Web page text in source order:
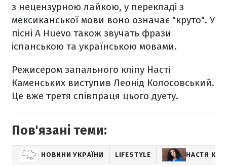
з нецензурною лайкою, у перекладі з
мексиканської мови воно означає "круто". У
пісні A Huevo також звучать фрази
іспанською та українською мовами.
Режисером запального кліпу Насті
Каменських виступив Леонід Колосовський.
Це вже третя співпраця цього дуету.
Пов'язані теми:
НОВИНИ УКРАЇНИ LIFESTYLE НАСТЯ